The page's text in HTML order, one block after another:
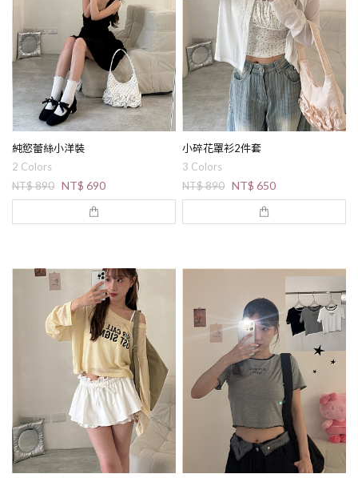
純慾蕾絲小洋裝
2 Colors
NT$ 890 NT$ 690
小碎花罩衫2件套
3 Colors
NT$ 890 NT$ 650